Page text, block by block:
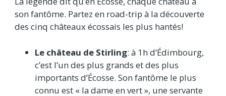
son fantôme. Partez en road-trip à la découverte
des cinq châteaux écossais les plus hantés!
Le château de Stirling: à 1h d’Édimbourg,
c’est l’un des plus grands et des plus
importants d’Écosse. Son fantôme le plus
connu est « la dame en vert », une servante